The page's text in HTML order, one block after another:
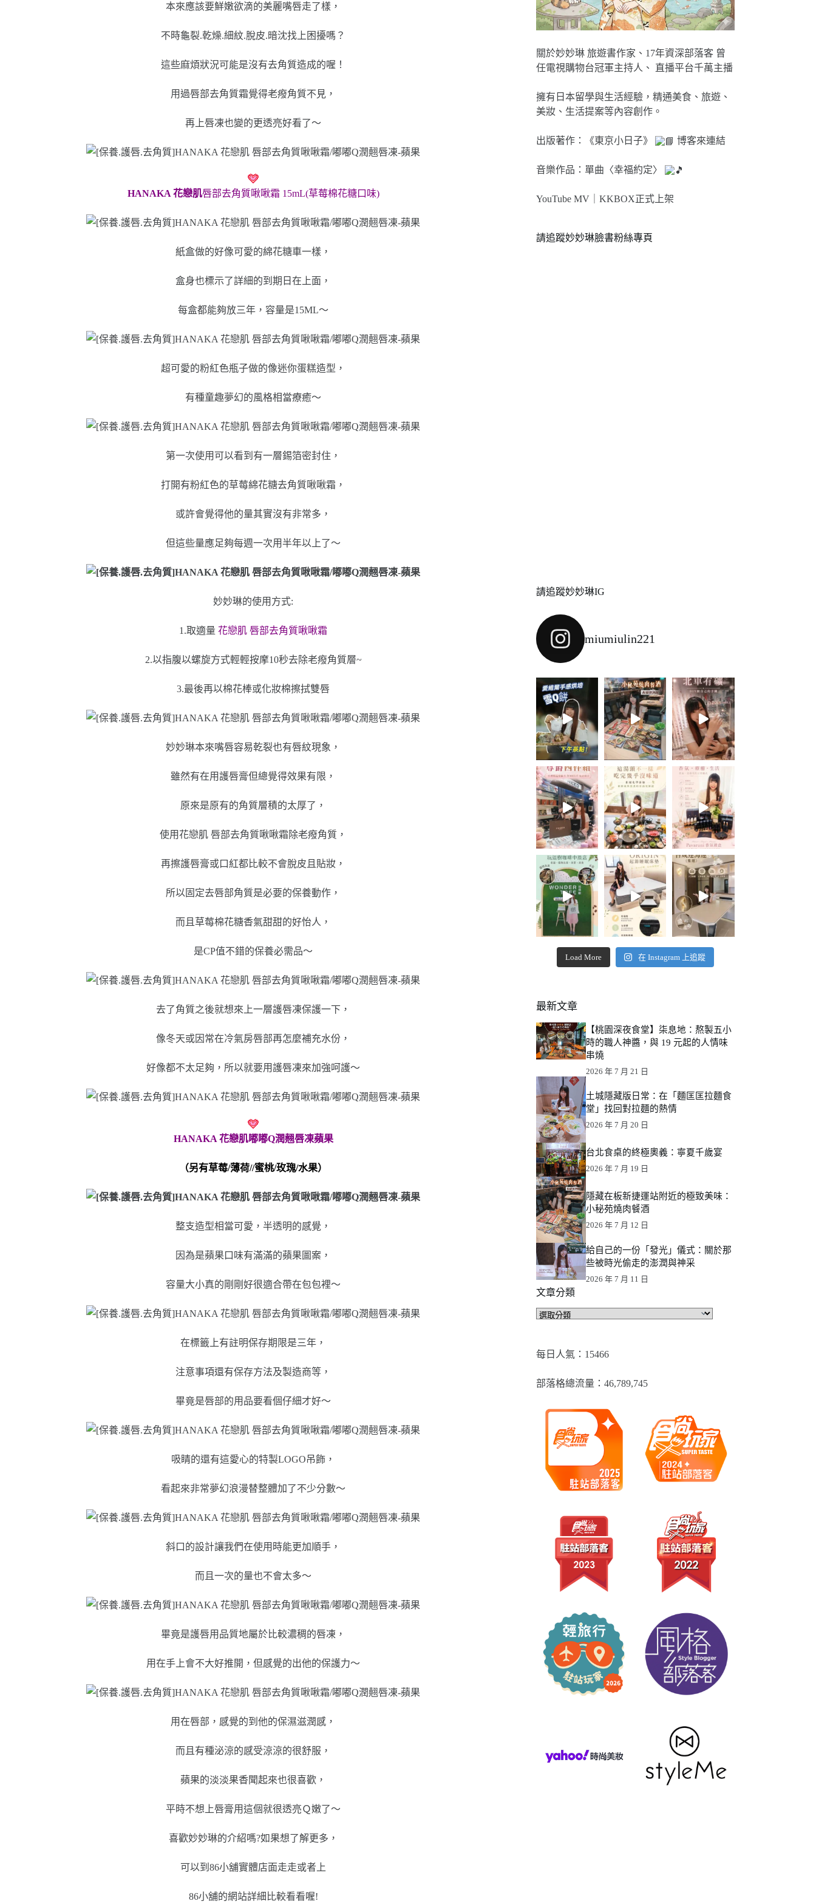
本來應該要鮮嫩欲滴的美麗嘴唇走了樣，
不時龜裂.乾燥.細紋.脫皮.暗沈找上困擾嗎？
這些麻煩狀況可能是沒有去角質造成的喔！
用過唇部去角質霜覺得老癈角質不見，
再上唇凍也變的更透亮好看了～
HANAKA 花戀肌唇部去角質啾啾霜 15mL(草莓棉花糖口味)
紙盒做的好像可愛的綿花糖車一樣，
盒身也標示了詳細的到期日在上面，
每盒都能夠放三年，容量是15ML～
超可愛的粉紅色瓶子做的像迷你蛋糕造型，
有種童趣夢幻的風格相當療癒～
第一次使用可以看到有一層錫箔密封住，
打開有粉紅色的草莓綿花糖去角質啾啾霜，
或許會覺得他的量其實沒有非常多，
但這些量應足夠每週一次用半年以上了～
妙妙琳的使用方式:
1.取適量 花戀肌 唇部去角質啾啾霜
2.以指腹以螺旋方式輕輕按摩10秒去除老癈角質層~
3.最後再以棉花棒或化妝棉擦拭雙唇
妙妙琳本來嘴唇容易乾裂也有唇紋現象，
雖然有在用護唇膏但總覺得效果有限，
原來是原有的角質層積的太厚了，
使用花戀肌 唇部去角質啾啾霜除老癈角質，
再擦護唇膏或口紅都比較不會脫皮且貼妝，
所以固定去唇部角質是必要的保養動作，
而且草莓棉花糖香氣甜甜的好怡人，
是CP值不錯的保養必需品～
去了角質之後就想來上一層護唇凍保護一下，
像冬天或因常在冷氣房唇部再怎麼補充水份，
好像都不太足夠，所以就要用護唇凍來加強呵護～
HANAKA 花戀肌嘟嘟Q潤翹唇凍蘋果
（另有草莓/薄荷//蜜桃/玫瑰/水果）
整支造型相當可愛，半透明的感覺，
因為是蘋果口味有滿滿的蘋果圖案，
容量大小真的剛剛好很適合帶在包包裡～
在標籤上有註明保存期限是三年，
注意事項還有保存方法及製造商等，
畢竟是唇部的用品要看個仔細才好～
吸睛的還有這愛心的特製LOGO吊飾，
看起來非常夢幻浪漫替整體加了不少分數～
斜口的設計讓我們在使用時能更加順手，
而且一次的量也不會太多～
畢竟是護唇用品質地屬於比較濃稠的唇凍，
用在手上會不大好推開，但感覺的出他的保護力～
用在唇部，感覺的到他的保濕滋潤感，
而且有種泌涼的感受涼涼的很舒服，
蘋果的淡淡果香聞起來也很喜歡，
平時不想上唇膏用這個就很透亮Ｑ嫩了～
喜歡妙妙琳的介紹嗎?如果想了解更多，
可以到86小舖實體店面走走或者上
86小舖的網站詳細比較看看喔!
關於妙妙琳 旅遊書作家、17年資深部落客 曾
任電視購物台冠軍主持人、 直播平台千萬主播
擁有日本留學與生活經驗，精通美食、旅遊、
美妝、生活提案等內容創作。
出版著作：《東京小日子》 博客來連結
音樂作品：單曲〈幸福約定〉
YouTube MV｜KKBOX正式上架
請追蹤妙妙琳臉書粉絲專頁
請追蹤妙妙琳IG
miumiulin221
Load More 在 Instagram 上追蹤
最新文章
【桃園深夜食堂】柒息地：熬製五小
時的職人神醬，與 19 元起的人情味
串燒
2026 年 7 月 21 日
土城隱藏版日常：在「麵匡匡拉麵食
堂」找回對拉麵的熱情
2026 年 7 月 20 日
台北食桌的終極奧義：寧夏千歲宴
2026 年 7 月 19 日
隱藏在板新捷運站附近的極致美味：
小秘苑燒肉餐酒
2026 年 7 月 12 日
給自己的一份「發光」儀式：關於那
些被時光偷走的澎潤與神采
2026 年 7 月 11 日
文章分類
文
類
每日人氣：15466
部落格總流量：​46,789,745